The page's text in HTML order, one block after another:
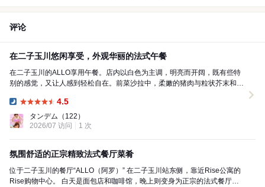
评论
在二子玉川悠闲享受，外观华丽的法式午餐
在二子玉川的ALLO享用午餐。店内以白色为主调，明亮而开阔，既有些特
别的感觉，又让人感到轻松自在。前菜沙拉中，柔嫩的猪肉与粒状芥末和紫
4.5
タンデム （122）
2026/07 访问
1 次
氛围舒适的正宗精致法式餐厅菜肴
位于二子玉川的餐厅“ALLO（阿罗）” 在二子玉川站东侧，靠近Rise公寓的
Rise购物中心。 白天是面包店和咖啡馆，晚上则变身为正宗的法式餐厅。